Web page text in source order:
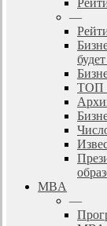
—
ТОП
MBA
—